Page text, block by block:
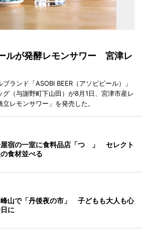
ルが発酵レモンサワー 宮津レ
ランド「ASOBI BEER（アソビビール）」
グ（与謝野町下山田）が8月1日、宮津市産レ
レモンサワー」を発売した。
宿の一室に食料品店「つゝ」 セレクト
食材並べる
山で「丹後夜の市」 子どもも大人も心
に